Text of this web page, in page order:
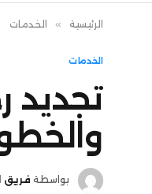
الرئيسية » الخدمات
الخدمات
بواسطة فريق